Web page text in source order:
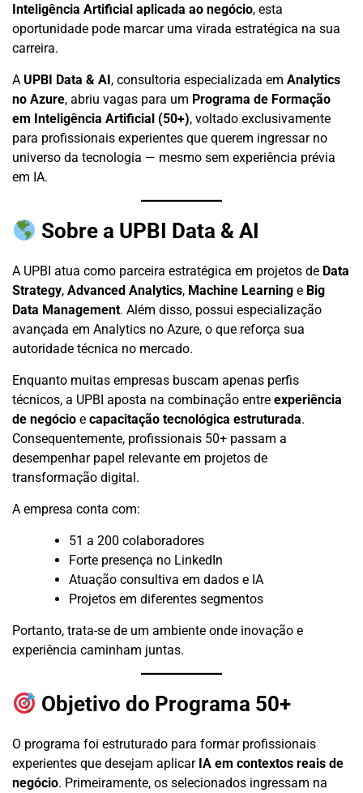
Inteligência Artificial aplicada ao negócio, esta
oportunidade pode marcar uma virada estratégica na sua
carreira.
A UPBI Data & AI, consultoria especializada em Analytics
no Azure, abriu vagas para um Programa de Formação
em Inteligência Artificial (50+), voltado exclusivamente
para profissionais experientes que querem ingressar no
universo da tecnologia — mesmo sem experiência prévia
em IA.
Sobre a UPBI Data & AI
A UPBI atua como parceira estratégica em projetos de Data
Strategy, Advanced Analytics, Machine Learning e Big
Data Management. Além disso, possui especialização
avançada em Analytics no Azure, o que reforça sua
autoridade técnica no mercado.
Enquanto muitas empresas buscam apenas perfis
técnicos, a UPBI aposta na combinação entre experiência
de negócio e capacitação tecnológica estruturada.
Consequentemente, profissionais 50+ passam a
desempenhar papel relevante em projetos de
transformação digital.
A empresa conta com:
51 a 200 colaboradores
Forte presença no LinkedIn
Atuação consultiva em dados e IA
Projetos em diferentes segmentos
Portanto, trata-se de um ambiente onde inovação e
experiência caminham juntas.
Objetivo do Programa 50+
O programa foi estruturado para formar profissionais
experientes que desejam aplicar IA em contextos reais de
negócio. Primeiramente, os selecionados ingressam na